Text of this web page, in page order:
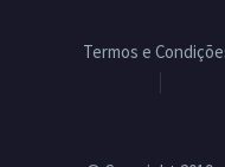
Termos e